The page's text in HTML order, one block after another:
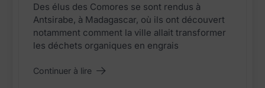
Des élus des Comores se sont rendus à
Antsirabe, à Madagascar, où ils ont découvert
notamment comment la ville allait transformer
les déchets organiques en engrais
Continuer à lire
"Mettre fin aux dépôts d’ordures sauvages"